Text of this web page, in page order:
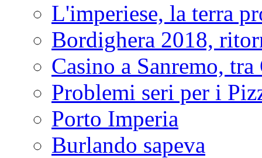
L'imperiese, la terra
Bordighera 2018,
Casino a Sanremo,
Problemi seri per i
Porto Imperia
Burlando sapeva